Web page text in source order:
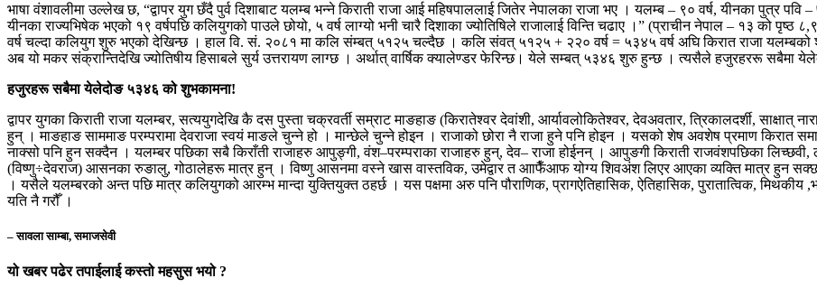
भाषा वंशावलीमा उल्लेख छ, “द्वापर युग छँदै पुर्व दिशाबाट यलम्ब भन्ने किराती राजा आई महिषपाललाई जितेर नेपालका राजा भए । यलम्ब – ९० वर्ष, यीनका पुत्र
यीनका राज्यभिषेक भएको १९ वर्षपछि कलियुगको पाउले छोयो, ५ वर्ष लाग्यो भनी चारै दिशाका ज्योतिषिले राजालाई विन्ति चढाए ।” (प्राचीन नेपाल – १३ को
वर्ष चल्दा कलियुग शुरु भएको देखिन्छ । हाल वि. सं. २०८१ मा कलि संम्बत् ५१२५ चल्दैछ । कलि संवत् ५१२५ + २२० वर्ष = ५३४५ वर्ष अघि किरात राजा
अब यो मकर संक्रान्तिदेखि ज्योतिषीय हिसाबले सुर्य उत्तरायण लाग्छ । अर्थात् वार्षिक क्यालेण्डर फेरिन्छ। येले सम्बत् ५३४६ शुरु हुन्छ । त्यसैले हजुरहररू सबैमा
हजुरहरू सबैमा येलेदोङ ५३४६ को शुभकामना!
द्वापर युगका किराती राजा यलम्बर, सत्ययुगदेखि कै दस पुस्ता चक्रवर्ती सम्राट माङहाङ (किरातेश्वर देवांशी, आर्यावलोकितेश्वर, देवअवतार, त्रिकालदर्शी, साक्षात्
हुन् । माङहाङ साममाङ परम्परामा देवराजा स्वयं माङले चुन्ने हो । मान्छेले चुन्ने होइन । राजाको छोरा नै राजा हुने पनि होइन । यसको शेष अवशेष प्रमाण किरात
नाक्सो पनि हुन सक्दैन । यलम्बर पछिका सबै किराँती राजाहरु आपुङ्गी, वंश–परम्पराका राजाहरु हुन्, देव– राजा होईनन् । आपुङगी किराती राजवंशपछिका
(विष्णु÷देवराज) आसनका रुङालु, गोठालेहरू मात्र हुन् । विष्णु आसनमा वस्ने खास वास्तविक, उमेद्वार त आाफैँआफ योग्य शिवअंश लिएर आएका व्यक्ति मात्र हुन
। यसैले यलम्बरको अन्त पछि मात्र कलियुगको आरम्भ मान्दा युक्तियुक्त ठहर्छ । यस पक्षमा अरु पनि पौराणिक, प्रागऐतिहासिक, ऐतिहासिक, पुरातात्विक,
यति नै गरौँ ।
– सावला साम्बा, समाजसेवी
यो खबर पढेर तपाईलाई कस्तो महसुस भयो ?